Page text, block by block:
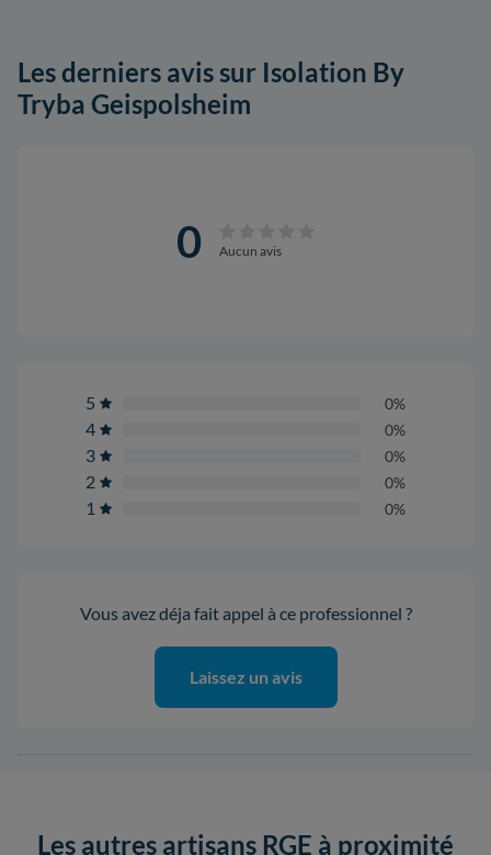
Les derniers avis sur Isolation By
Tryba Geispolsheim
0 Aucun avis
5 0%
4 0%
3 0%
2 0%
1 0%
Vous avez déja fait appel à ce professionnel ?
Laissez un avis
Les autres artisans RGE à proximité